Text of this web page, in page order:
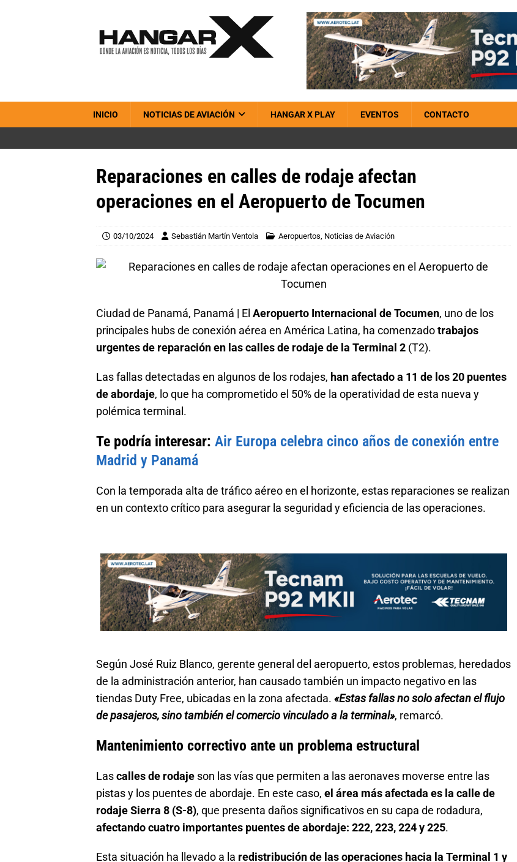
INICIO NOTICIAS DE AVIACIÓN HANGAR X PLAY EVENTOS CONTACTO
Reparaciones en calles de rodaje afectan
operaciones en el Aeropuerto de Tocumen
03/10/2024 Sebastián Martín Ventola Aeropuertos, Noticias de Aviación
Ciudad de Panamá, Panamá | El Aeropuerto Internacional de Tocumen, uno de los
principales hubs de conexión aérea en América Latina, ha comenzadotrabajos
urgentes de reparación en las calles de rodaje de la Terminal 2 (T2).
Las fallas detectadas en algunos de los rodajes, han afectado a 11 de los 20 puentes
de abordaje, lo que ha comprometido el 50% de la operatividad de esta nueva y
polémica terminal.
Te podría interesar: Air Europa celebra cinco años de conexión entre
Madrid y Panamá
Con la temporada alta de tráfico aéreo en el horizonte, estas reparaciones se realizan
en un contexto crítico para asegurar la seguridad y eficiencia de las operaciones.
Según José Ruiz Blanco, gerente general del aeropuerto, estos problemas, heredados
de la administración anterior, han causado también un impacto negativo en las
tiendas Duty Free, ubicadas en la zona afectada. «Estas fallas no solo afectan el flujo
de pasajeros, sino también el comercio vinculado a la terminal», remarcó.
Mantenimiento correctivo ante un problema estructural
Lascalles de rodaje son las vías que permiten a las aeronaves moverse entre las
pistas y los puentes de abordaje. En este caso, el área más afectada es la calle de
rodaje Sierra 8 (S-8), que presenta daños significativos en su capa de rodadura,
afectando cuatro importantes puentes de abordaje: 222, 223, 224 y 225.
Esta situación ha llevado a la redistribución de las operaciones hacia la Terminal 1 y